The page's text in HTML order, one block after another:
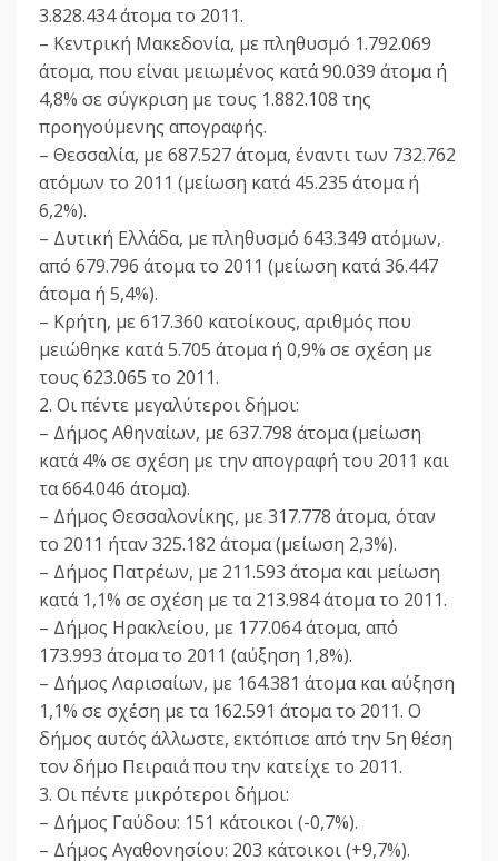
3.828.434 άτομα το 2011.
– Κεντρική Μακεδονία, με πληθυσμό 1.792.069
άτομα, που είναι μειωμένος κατά 90.039 άτομα ή
4,8% σε σύγκριση με τους 1.882.108 της
προηγούμενης απογραφής.
– Θεσσαλία, με 687.527 άτομα, έναντι των 732.762
ατόμων το 2011 (μείωση κατά 45.235 άτομα ή
6,2%).
– Δυτική Ελλάδα, με πληθυσμό 643.349 ατόμων,
από 679.796 άτομα το 2011 (μείωση κατά 36.447
άτομα ή 5,4%).
– Κρήτη, με 617.360 κατοίκους, αριθμός που
μειώθηκε κατά 5.705 άτομα ή 0,9% σε σχέση με
τους 623.065 το 2011.
2. Οι πέντε μεγαλύτεροι δήμοι:
– Δήμος Αθηναίων, με 637.798 άτομα (μείωση
κατά 4% σε σχέση με την απογραφή του 2011 και
τα 664.046 άτομα).
– Δήμος Θεσσαλονίκης, με 317.778 άτομα, όταν
το 2011 ήταν 325.182 άτομα (μείωση 2,3%).
– Δήμος Πατρέων, με 211.593 άτομα και μείωση
κατά 1,1% σε σχέση με τα 213.984 άτομα το 2011.
– Δήμος Ηρακλείου, με 177.064 άτομα, από
173.993 άτομα το 2011 (αύξηση 1,8%).
– Δήμος Λαρισαίων, με 164.381 άτομα και αύξηση
1,1% σε σχέση με τα 162.591 άτομα το 2011. Ο
δήμος αυτός άλλωστε, εκτόπισε από την 5η θέση
τον δήμο Πειραιά που την κατείχε το 2011.
3. Οι πέντε μικρότεροι δήμοι:
– Δήμος Γαύδου: 151 κάτοικοι (-0,7%).
– Δήμος Αγαθονησίου: 203 κάτοικοι (+9,7%).